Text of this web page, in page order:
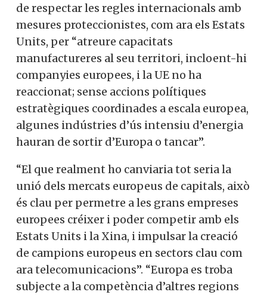
de respectar les regles internacionals amb
mesures proteccionistes, com ara els Estats
Units, per “atreure capacitats
manufactureres al seu territori, incloent-hi
companyies europees, i la UE no ha
reaccionat; sense accions polítiques
estratègiques coordinades a escala europea,
algunes indústries d’ús intensiu d’energia
hauran de sortir d’Europa o tancar”.
“El que realment ho canviaria tot seria la
unió dels mercats europeus de capitals, això
és clau per permetre a les grans empreses
europees créixer i poder competir amb els
Estats Units i la Xina, i impulsar la creació
de campions europeus en sectors clau com
ara telecomunicacions”. “Europa es troba
subjecte a la competència d’altres regions